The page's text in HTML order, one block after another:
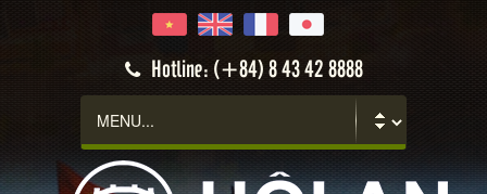
Hotline: (+84) 8 43 42 8888